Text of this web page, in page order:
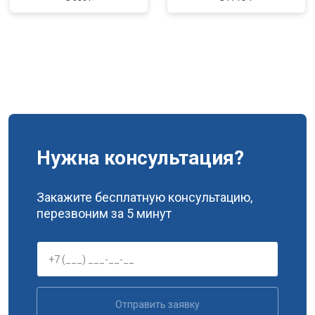
Нужна консультация?
Закажите бесплатную консультацию,
перезвоним за 5 минут
Отправить заявку